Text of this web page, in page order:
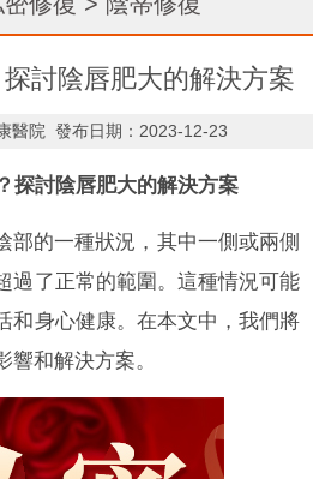
討陰唇肥大的解決方案
醫院 發布日期：2023-12-23
探討陰唇肥大的解決方案
部的一種狀況，其中一側或兩側
過了正常的範圍。這種情況可能
和身心健康。在本文中，我們將
和解決方案。